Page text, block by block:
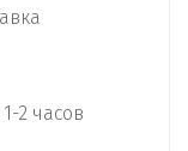
2 часов